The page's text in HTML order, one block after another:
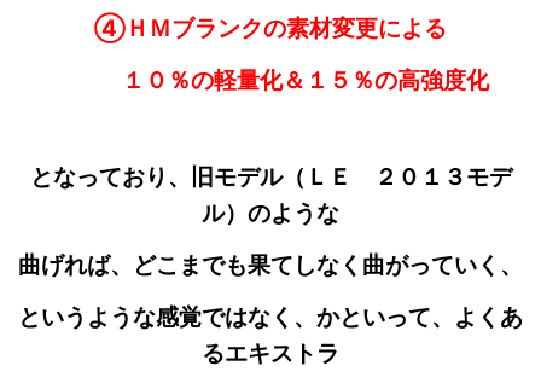
④ＨＭブランクの素材変更による
１０％の軽量化＆１５％の高強度化
となっており、旧モデル（ＬＥ ２０１３モデ
ル）のような
曲げれば、どこまでも果てしなく曲がっていく、
というような感覚ではなく、かといって、よくあ
るエキストラ